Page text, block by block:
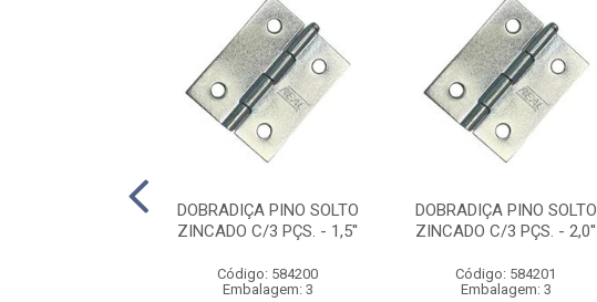
DOBRADIÇA PINO SOLTO
ZINCADO C/3 PÇS. - 1,5''
Código: 584200
Embalagem: 3
DOBRADIÇA PINO SOLTO
ZINCADO C/3 PÇS. - 2,0''
Código: 584201
Embalagem: 3